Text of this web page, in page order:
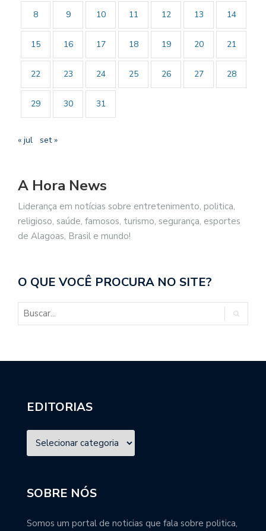
8 9 10 11 12 13 14
15 16 17 18 19 20 21
22 23 24 25 26 27 28
29 30 31
« jul set »
A Hora News
Liderança em notícias sobre entretenimento, politica,
religioso, saúde, famosos, turismo, segurança, esportes
de Alagoas, Brasil e mundo!
O QUE VOCÊ PROCURA NO SITE?
EDITORIAS
SOBRE NÓS
Somos um portal de noticias que fala sobre politica,